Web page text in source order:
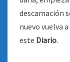
descamación
nuevo vuelva
este Diario.